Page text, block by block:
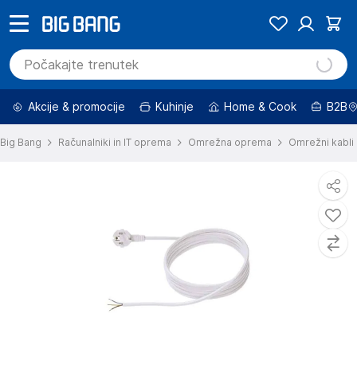
Akcije & promocije Kuhinje Home & Cook B2B
Big Bang Računalniki in IT oprema Omrežna oprema Omrežni kabli